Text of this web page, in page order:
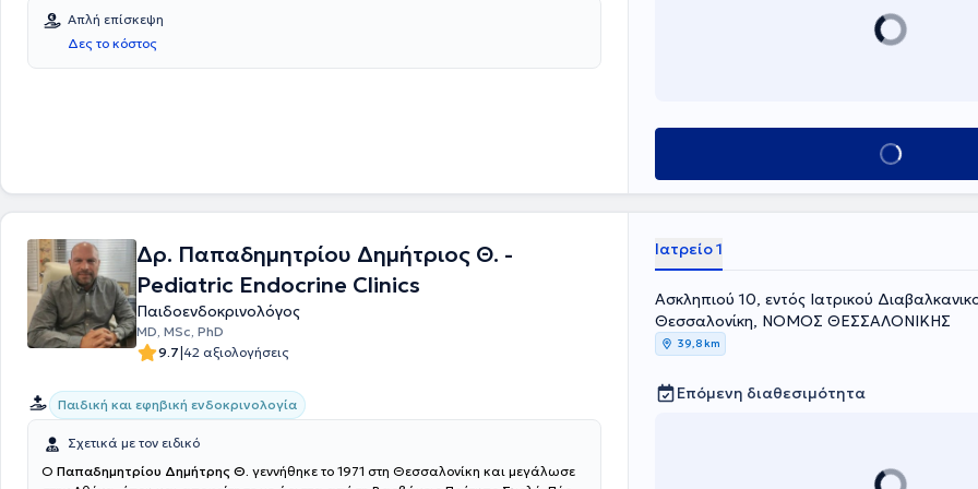
Απλή επίσκεψη
Δες το κόστος
Κλείσε ραντεβού
Δρ. Παπαδημητρίου Δημήτριος Θ. -
Pediatric Endocrine Clinics
Παιδοενδοκρινολόγος
MD, MSc, PhD
9.7|42 αξιολογήσεις
Παιδική και εφηβική ενδοκρινολογία
Σχετικά με τον ειδικό
Ο Παπαδημητρίου Δημήτρης Θ. γεννήθηκε το 1971 στη Θεσσαλονίκη και μεγάλωσε
Ιατρείο 1
Ασκληπιού 10, εντός Ιατρικού
Θεσσαλονίκη, ΝΟΜΟΣ ΘΕΣΣΑΛΟΝΙΚΗΣ
39,8 km
Επόμενη διαθεσιμότητα